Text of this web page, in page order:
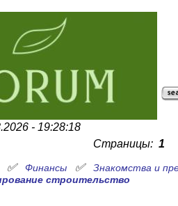
- 19:28:18
Страницы: 1
✅ Финансы ✅ Знакомства и
строительство